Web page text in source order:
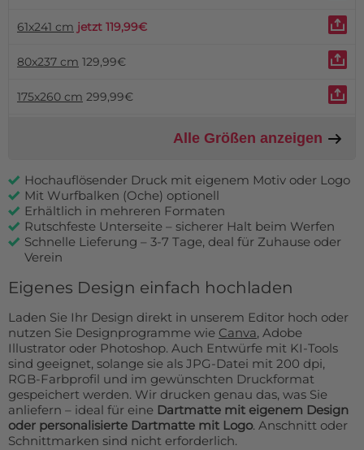
61x241 cm jetzt 119,99€
80x237 cm 129,99€
175x260 cm 299,99€
Alle Größen anzeigen
Hochauflösender Druck mit eigenem Motiv oder Logo
Mit Wurfbalken (Oche) optionell
Erhältlich in mehreren Formaten
Rutschfeste Unterseite – sicherer Halt beim Werfen
Schnelle Lieferung – 3-7 Tage, deal für Zuhause oder
Verein
Eigenes Design einfach hochladen
Laden Sie Ihr Design direkt in unserem Editor hoch oder
nutzen Sie Designprogramme wie Canva, Adobe
Illustrator oder Photoshop. Auch Entwürfe mit KI-Tools
sind geeignet, solange sie als JPG-Datei mit 200 dpi,
RGB-Farbprofil und im gewünschten Druckformat
gespeichert werden. Wir drucken genau das, was Sie
anliefern – ideal für eine Dartmatte mit eigenem Design
oder personalisierte Dartmatte mit Logo. Anschnitt oder
Schnittmarken sind nicht erforderlich.